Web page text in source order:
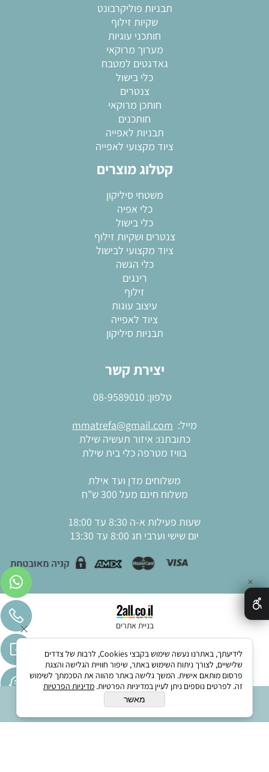
הוסף לסל
תבניות פוליקרבונט
שקיות זילוף
חותכני עוגיות
מערוך מרוקאי
גאדגטים למטבח
כלי בישול
צנטרים
חותכן מרוקאי
חותכנים
תבניות לאפייה
ציוד מקצועי לאפייה
קטלוג מוצרים
משטחי סיליקון
כלי אפיה
כלי בישול
צנטרים ושקיות זילוף
ציוד מקצועי לבישול
כלי הגשה
רינגים
זילוף
עיצוב עוגות
ציוד לאפייה
תבניות סיליקון
יצירת קשר
טלפון: 08-9589010
מייל: mmatrefa@gmail.com
כתובתנו: איזור תעשיה שילת
בוויז מטרפה כלי בית שילת
משלוחים מדן ועד אילת
משלוח חינם מעל 300 ש"ח
שעות פעילות א-ה 8:30 עד 18:00
יום שישי וערבי חג 8:00 עד 13:30
בניית אתרים
✕
לידיעתך, באתרנו נעשה שימוש בקבצי Cookies, לרבות של צדדים
שלישיים, לצורך ניתוח השימוש באתר, שיפור חוויית הגלישה והצגת
פרסום מותאם אישית. המשך גלישה באתר מהווה את הסכמתך לשימוש
זה. לפרטים נוספים ניתן לעיין במדיניות הפרטיות. מדיניות הפרטיות
מאשר